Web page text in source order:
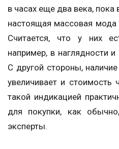
в часах еще два века,
настоящая массовая
Считается, что у них
например, в наглядности
С другой стороны,
увеличивает и
такой индикацией
для покупки, как
эксперты.